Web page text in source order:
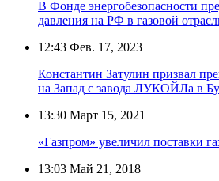
В Фонде энергобезопасности
давления на РФ в газовой
12:43 Фев. 17, 2023
Константин Затулин призвал
на Запад с завода ЛУКОЙЛа в
13:30 Март 15, 2021
«Газпром» увеличил поставки
13:03 Май 21, 2018